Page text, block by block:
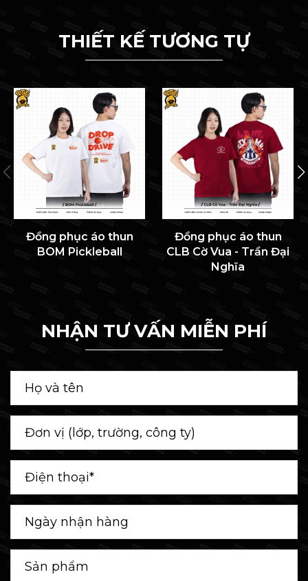
THIẾT KẾ TƯƠNG TỰ
Đồng phục áo thun
BOM Pickleball
Đồng phục áo thun
CLB Cờ Vua - Trần Đại
Nghĩa
NHẬN TƯ VẤN MIỄN PHÍ